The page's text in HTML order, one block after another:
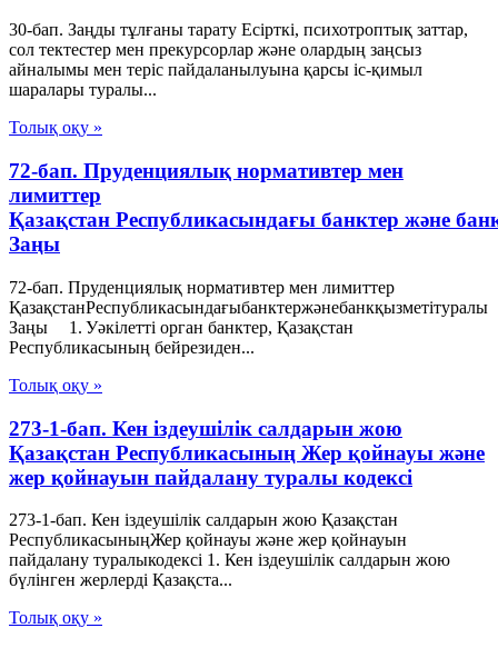
30-бап. Заңды тұлғаны тарату Есiрткi, психотроптық заттар,
сол тектестер мен прекурсорлар және олардың заңсыз
айналымы мен терiс пайдаланылуына қарсы iс-қимыл
шаралары туралы...
Толық оқу »
72-бап. Пруденциялық нормативтер мен
лимиттер
Қазақстан Республикасындағы банктер және
Заңы
72-бап. Пруденциялық нормативтер мен лимиттер
ҚазақстанРеспубликасындағыбанктержәнебанкқызметітуралы
Заңы 1. Уәкілетті орган банктер, Қазақстан
Республикасының бейрезиден...
Толық оқу »
273-1-бап. Кен іздеушілік салдарын жою
Қазақстан Республикасының Жер қойнауы және
жер қойнауын пайдалану туралы кодексі
273-1-бап. Кен іздеушілік салдарын жою Қазақстан
РеспубликасыныңЖер қойнауы және жер қойнауын
пайдалану туралыкодексі 1. Кен іздеушілік салдарын жою
бүлінген жерлерді Қазақста...
Толық оқу »